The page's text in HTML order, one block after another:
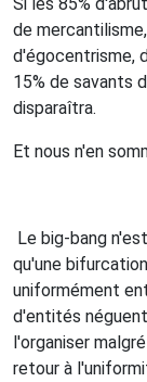
de
d'égocentrisme,
15% de savants
disparaîtra.
Et nous n'en
Le big-bang
qu'une
uniformément
d'entités
l'organiser
retour à